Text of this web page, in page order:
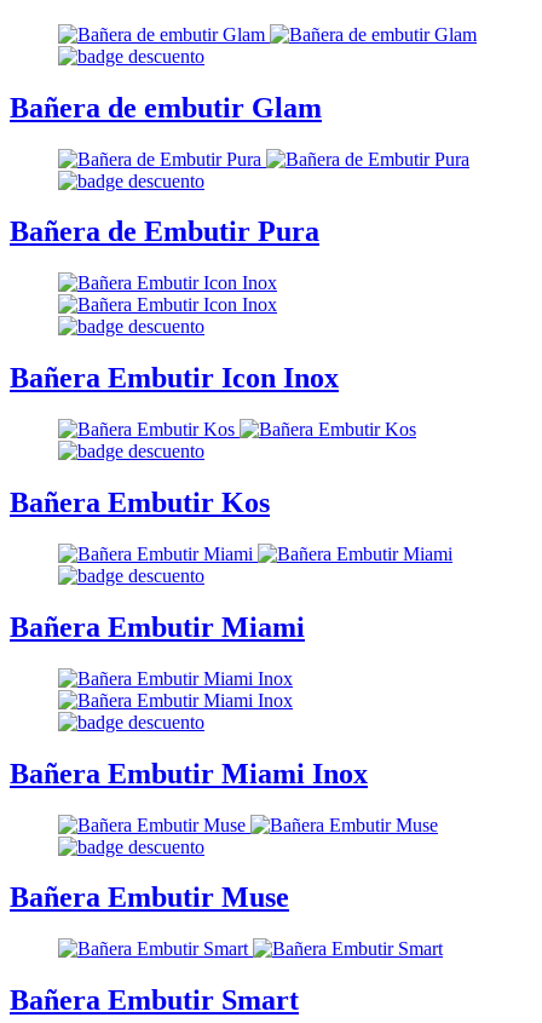
Bañera de embutir Glam
Bañera de Embutir Pura
Bañera Embutir Icon Inox
Bañera Embutir Kos
Bañera Embutir Miami
Bañera Embutir Miami Inox
Bañera Embutir Muse
Bañera Embutir Smart